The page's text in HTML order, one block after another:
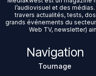
l’audiovisuel et des
travers actualités, tests,
grands événements du
Web TV, newsletter)
Navigation
Tournage